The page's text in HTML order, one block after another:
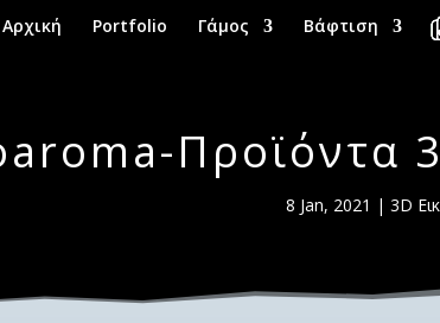
Αρχική Portfolio Γάμος Βάφτιση
Προϊόντα
8 Jan, 2021 | 3D